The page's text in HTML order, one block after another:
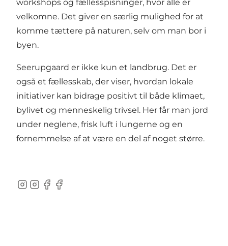
workshops og fællesspisninger, hvor alle er
velkomne. Det giver en særlig mulighed for at
komme tættere på naturen, selv om man bor i
byen.
Seerupgaard er ikke kun et landbrug. Det er
også et fællesskab, der viser, hvordan lokale
initiativer kan bidrage positivt til både klimaet,
bylivet og menneskelig trivsel. Her får man jord
under neglene, frisk luft i lungerne og en
fornemmelse af at være en del af noget større.
Instagram
Instagram
Facebook
Facebook